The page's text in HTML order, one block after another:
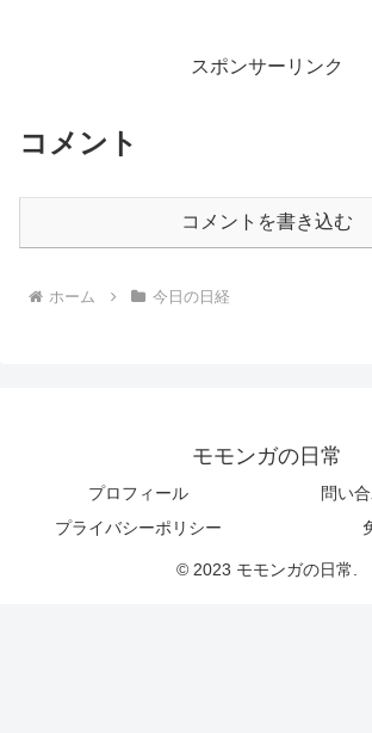
スポンサーリンク
コメント
コメントを書き込む
ホーム 今日の日経
モモンガの日常
プロフィール
問い
プライバシーポリシー
© 2023 モモンガの日常.